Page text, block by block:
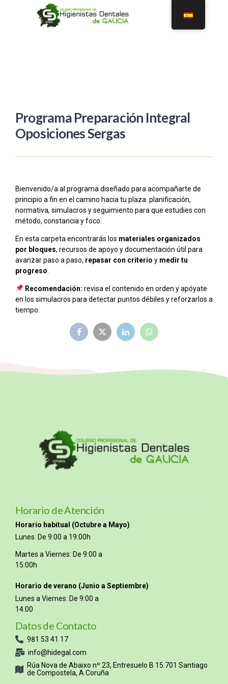
Programa Preparación Integral
Oposiciones Sergas
Bienvenido/a al programa diseñado para acompañarte de
principio a fin en el camino hacia tu plaza: planificación,
normativa, simulacros y seguimiento para que estudies con
método, constancia y foco.
En esta carpeta encontrarás los materiales organizados
por bloques, recursos de apoyo y documentación útil para
avanzar paso a paso, repasar con criterio y medir tu
progreso
Recomendación: revisa el contenido en orden y apóyate
en los simulacros para detectar puntos débiles y reforzarlos a
tiempo.
Horario de Atención
Horario habitual (Octubre a Mayo)
Lunes: De 9:00 a 19:00h
Martes a Viernes: De 9:00 a
15:00h
Horario de verano (Junio a Septiembre)
Lunes a Viernes: De 9:00 a
14:00
Datos de Contacto
981 53 41 17
info@hidegal.com
Rúa Nova de Abaixo nº 23, Entresuelo B 15.701 Santiago
de Compostela, A Coruña